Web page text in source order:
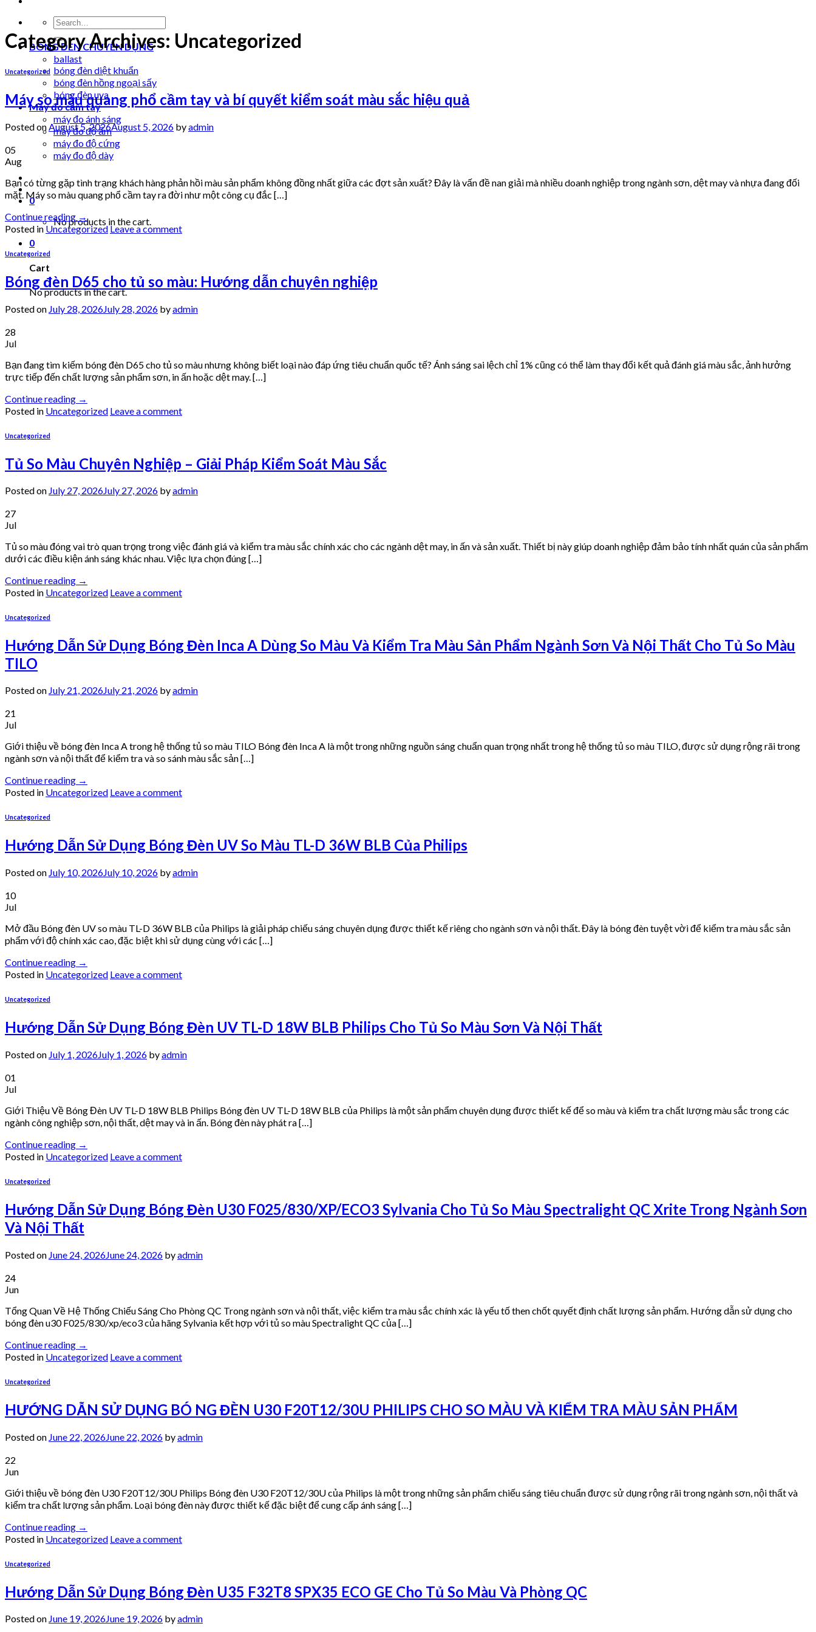
Search
for:
BÓNG ĐÈN CHUYÊN DỤNG
ballast
bóng đèn diệt khuẩn
bóng đèn hồng ngoại sấy
bóng đèn uva
Máy đo cầm tay
máy đo ánh sáng
máy đo độ ẩm
máy đo độ cứng
máy đo độ dày
0
No products in the cart.
0
Cart
No products in the cart.
Category Archives: Uncategorized
Uncategorized
Máy so màu quang phổ cầm tay và bí quyết kiểm soát màu sắc hiệu quả
Posted on August 5, 2026August 5, 2026 byadmin
05
Aug
Bạn có từng gặp tình trạng khách hàng phản hồi màu sản phẩm không đồng nhất giữa các đợt sản xuất? Đây là vấn đề nan giải mà nhiều doanh nghiệp trong ngành sơn, dệt may và nhựa đang đối
mặt. Máy so màu quang phổ cầm tay ra đời như một công cụ đắc […]
Continue reading →
Posted inUncategorizedLeave a comment
Uncategorized
Bóng đèn D65 cho tủ so màu: Hướng dẫn chuyên nghiệp
Posted on July 28, 2026July 28, 2026 byadmin
28
Jul
Bạn đang tìm kiếm bóng đèn D65 cho tủ so màu nhưng không biết loại nào đáp ứng tiêu chuẩn quốc tế? Ánh sáng sai lệch chỉ 1% cũng có thể làm thay đổi kết quả đánh giá màu sắc, ảnh hưởng
trực tiếp đến chất lượng sản phẩm sơn, in ấn hoặc dệt may. […]
Continue reading →
Posted in Uncategorized Leave a comment
Uncategorized
Tủ So Màu Chuyên Nghiệp – Giải Pháp Kiểm Soát Màu Sắc
Posted on July 27, 2026July 27, 2026 byadmin
27
Jul
Tủ so màu đóng vai trò quan trọng trong việc đánh giá và kiểm tra màu sắc chính xác cho các ngành dệt may, in ấn và sản xuất. Thiết bị này giúp doanh nghiệp đảm bảo tính nhất quán của sản phẩm
dưới các điều kiện ánh sáng khác nhau. Việc lựa chọn đúng […]
Continue reading →
Posted in Uncategorized Leave a comment
Uncategorized
Hướng Dẫn Sử Dụng Bóng Đèn Inca A Dùng So Màu Và Kiểm Tra Màu Sản Phẩm Ngành Sơn Và Nội Thất Cho Tủ So Màu
TILO
Posted on July 21, 2026July 21, 2026 byadmin
21
Jul
Giới thiệu về bóng đèn Inca A trong hệ thống tủ so màu TILO Bóng đèn Inca A là một trong những nguồn sáng chuẩn quan trọng nhất trong hệ thống tủ so màu TILO, được sử dụng rộng rãi trong
ngành sơn và nội thất để kiểm tra và so sánh màu sắc sản […]
Continue reading →
Posted in Uncategorized Leave a comment
Uncategorized
Hướng Dẫn Sử Dụng Bóng Đèn UV So Màu TL-D 36W BLB Của Philips
Posted on July 10, 2026July 10, 2026 byadmin
10
Jul
Mở đầu Bóng đèn UV so màu TL-D 36W BLB của Philips là giải pháp chiếu sáng chuyên dụng được thiết kế riêng cho ngành sơn và nội thất. Đây là bóng đèn tuyệt vời để kiểm tra màu sắc sản
phẩm với độ chính xác cao, đặc biệt khi sử dụng cùng với các […]
Continue reading →
Posted in Uncategorized Leave a comment
Uncategorized
Hướng Dẫn Sử Dụng Bóng Đèn UV TL-D 18W BLB Philips Cho Tủ So Màu Sơn Và Nội Thất
Posted on July 1, 2026July 1, 2026 byadmin
01
Jul
Giới Thiệu Về Bóng Đèn UV TL-D 18W BLB Philips Bóng đèn UV TL-D 18W BLB của Philips là một sản phẩm chuyên dụng được thiết kế để so màu và kiểm tra chất lượng màu sắc trong các
ngành công nghiệp sơn, nội thất, dệt may và in ấn. Bóng đèn này phát ra […]
Continue reading →
Posted in Uncategorized Leave a comment
Uncategorized
Hướng Dẫn Sử Dụng Bóng Đèn U30 F025/830/XP/ECO3 Sylvania Cho Tủ So Màu Spectralight QC Xrite Trong Ngành Sơn
Và Nội Thất
Posted on June 24, 2026June 24, 2026 byadmin
24
Jun
Tổng Quan Về Hệ Thống Chiếu Sáng Cho Phòng QC Trong ngành sơn và nội thất, việc kiểm tra màu sắc chính xác là yếu tố then chốt quyết định chất lượng sản phẩm. Hướng dẫn sử dụng cho
bóng đèn u30 F025/830/xp/eco3 của hãng Sylvania kết hợp với tủ so màu Spectralight QC của […]
Continue reading →
Posted in Uncategorized Leave a comment
Uncategorized
HƯỚNG DẪN SỬ DỤNG BÓ NG ĐÈN U30 F20T12/30U PHILIPS CHO SO MÀU VÀ KIỂM TRA MÀU SẢN PHẨM
Posted on June 22, 2026June 22, 2026 byadmin
22
Jun
Giới thiệu về bóng đèn U30 F20T12/30U Philips Bóng đèn U30 F20T12/30U của Philips là một trong những sản phẩm chiếu sáng tiêu chuẩn được sử dụng rộng rãi trong ngành sơn, nội thất và
kiểm tra chất lượng sản phẩm. Loại bóng đèn này được thiết kế đặc biệt để cung cấp ánh sáng […]
Continue reading →
Posted in Uncategorized Leave a comment
Uncategorized
Hướng Dẫn Sử Dụng Bóng Đèn U35 F32T8 SPX35 ECO GE Cho Tủ So Màu Và Phòng QC
Posted on June 19, 2026June 19, 2026 byadmin